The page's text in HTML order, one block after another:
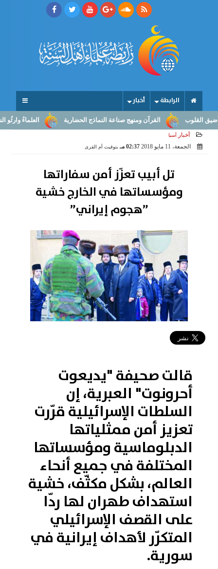
الرابطة أخبار
العلماءُ وارثُو النبوّة: القرآن ومنهج صناعة النماذج الحضارية
أخبار آسيا
الجمعة، 11 مايو 2018 02:37 مـ بتوقيت أم القرى
تل أبيب تعزّز أمن سفاراتها
ومؤسساتها في الخارج خشية
”هجوم إيراني”
قالت صحيفة "يديعوت
أحرونوت" العبرية، إن
السلطات الإسرائيلية قرّرت
تعزيز أمن ممثلياتها
الدبلوماسية ومؤسساتها
المختلفة في جميع أنحاء
العالم، بشكل مكثّف، خشية
استهداف طهران لها ردّا
على القصف الإسرائيلي
المتكرّر لأهداف إيرانية في
سورية.